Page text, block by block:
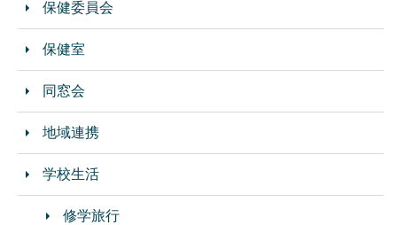
保健委員会
保健室
同窓会
地域連携
学校生活
修学旅行